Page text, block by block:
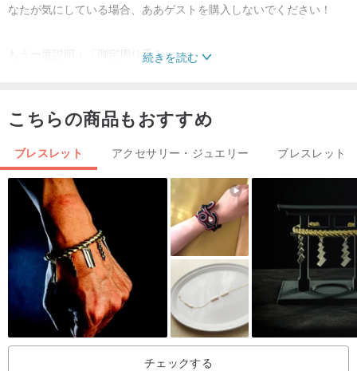
なたが気にしている場合、ああゲストを購入しないでください！
もう一度説明：「測定周り手 "
手の周りの、手のサークルの周りにロープで、計算センチを行うに
私たちはあなたの手 "本当のワイ"が必要なので、あまりにも緩んで
いるか、きつなりません。
✝LYLA.Accessoriesブレスレット手順✝
私たちのリストバンドは、半貴石やミネラルを使用しています
（瑪瑙、蜂蜜のヒスイ、ターコイズ、染めターコイズ、ハマグリ、
カルセドニー、水晶...等）プラスチックビーズよりも耐久性のある
品質も魅力❤
一部も限られているので、同じミススタイルを購入することは困難
続きを読む
こちらの商品もおすすめ
ブレスレット アクセサリー・ジュエリー ブレスレット
チェックする